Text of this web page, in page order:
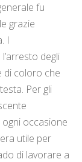
fu
grazie
I
degli
di coloro che
Per gli
occasione
utile per
di lavorare a